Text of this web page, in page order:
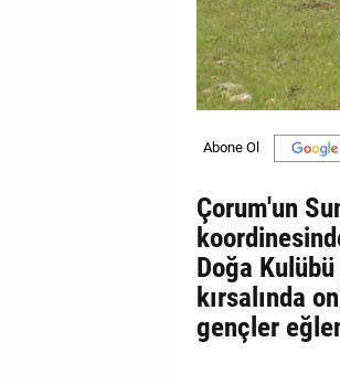
Çorum'un
Doğa
kırsalında
gençler